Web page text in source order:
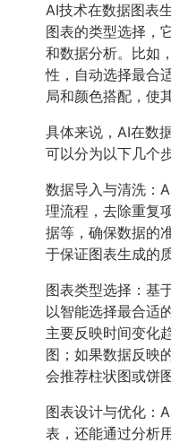
AI技术在数据图表
图表的类型选择，
和数据分析。比如
性，自动选择最合
局和颜色搭配，使
具体来说，AI在数
可以分为以下几个
数据导入与清洗：
理流程，去除重复
据等，确保数据的
于保证图表生成的
图表类型选择：基
以智能选择最合适
主要反映时间变化
图；如果数据反映
会推荐柱状图或饼图
图表设计与优化：
表，还能通过分析